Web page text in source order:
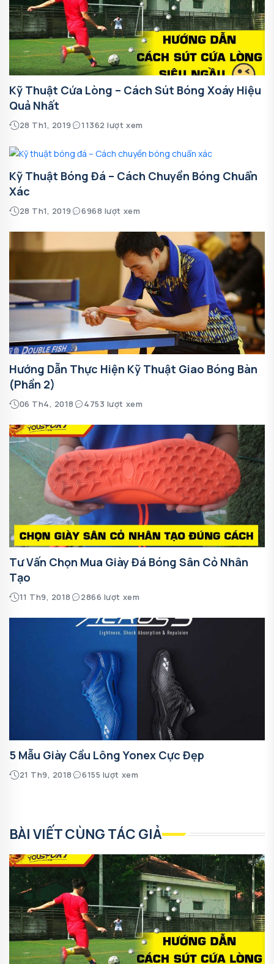
Kỹ Thuật Cứa Lòng – Cách Sút Bóng Xoáy Hiệu
Quả Nhất
28 Th1, 2019 11362 lượt xem
Kỹ Thuật Bóng Đá – Cách Chuyền Bóng Chuẩn
Xác
28 Th1, 2019 6968 lượt xem
Hướng Dẫn Thực Hiện Kỹ Thuật Giao Bóng Bàn
(phần 2)
06 Th4, 2018 4753 lượt xem
Tư Vấn Chọn Mua Giày Đá Bóng Sân Cỏ Nhân
Tạo
11 Th9, 2018 2866 lượt xem
5 Mẫu Giày Cầu Lông Yonex Cực Đẹp
21 Th9, 2018 6155 lượt xem
BÀI VIẾT CÙNG TÁC GIẢ